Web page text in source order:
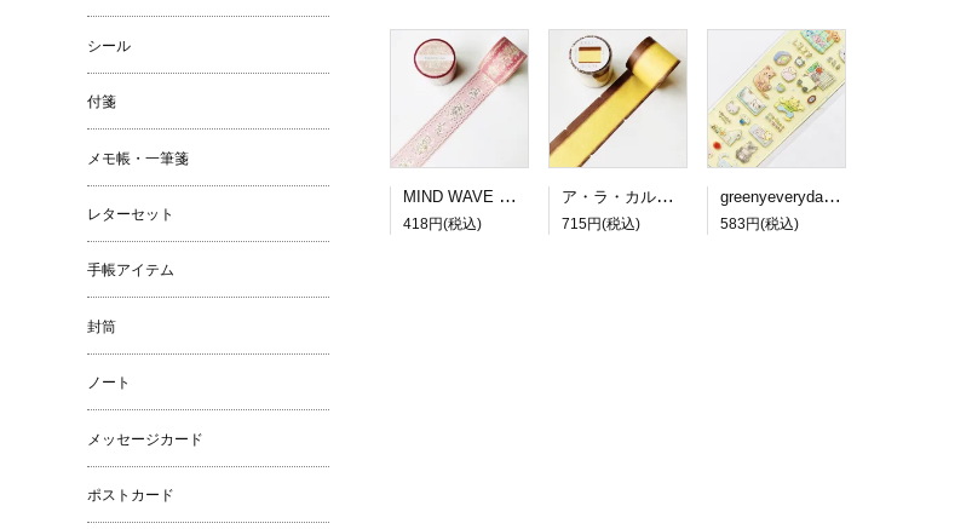
MIND WAVE SUGARIA tape Classy 30mm幅３
418円(税込)
ア・ラ・カル堂 カステラのロール付箋
715円(税込)
greenyeveryday PETステッカー lazy cat
583円(税込)
シール
付箋
メモ帳・一筆箋
レターセット
手帳アイテム
封筒
ノート
メッセージカード
ポストカード